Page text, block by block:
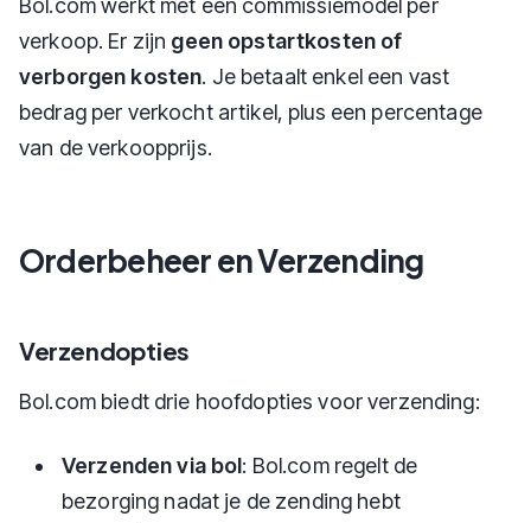
Bol.com werkt met een commissiemodel per
verkoop. Er zijn geen opstartkosten of
verborgen kosten. Je betaalt enkel een vast
bedrag per verkocht artikel, plus een percentage
van de verkoopprijs.
Orderbeheer en Verzending
Verzendopties
Bol.com biedt drie hoofdopties voor verzending:
Verzenden via bol: Bol.com regelt de
bezorging nadat je de zending hebt